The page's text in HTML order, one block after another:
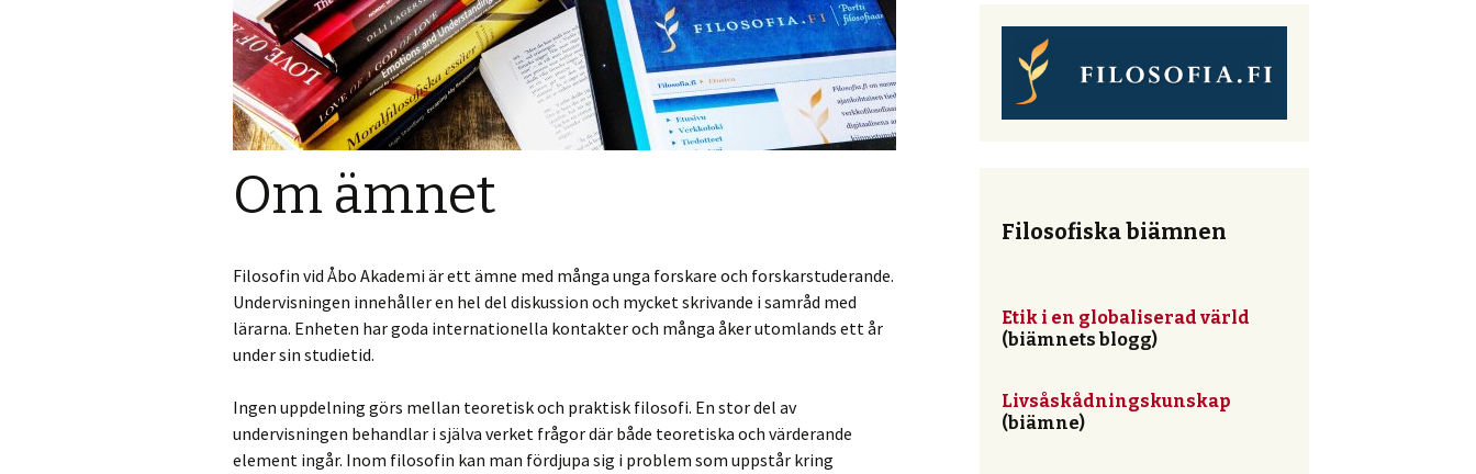
Om ämnet
Filosofin vid Åbo Akademi är ett ämne med många unga forskare och forskarstuderande.
Undervisningen innehåller en hel del diskussion och mycket skrivande i samråd med
lärarna. Enheten har goda internationella kontakter och många åker utomlands ett år
under sin studietid.
Ingen uppdelning görs mellan teoretisk och praktisk filosofi. En stor del av
undervisningen behandlar i själva verket frågor där både teoretiska och värderande
element ingår. Inom filosofin kan man fördjupa sig i problem som uppstår kring
Filosofiska biämnen
Etik i en globaliserad värld
(biämnets blogg)
Livsåskådningskunskap
(biämne)